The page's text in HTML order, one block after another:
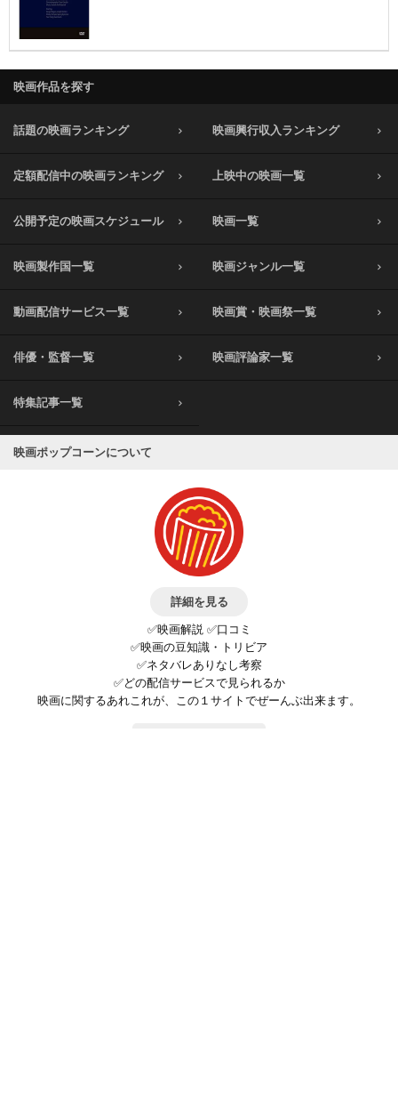
映画作品を探す
話題の映画ランキング 映画興行収入ランキング
定額配信中の映画ランキング 上映中の映画一覧
公開予定の映画スケジュール 映画一覧
映画製作国一覧 映画ジャンル一覧
動画配信サービス一覧 映画賞・映画祭一覧
俳優・監督一覧 映画評論家一覧
特集記事一覧
映画ポップコーンについて
詳細を見る
✅映画解説 ✅口コミ
✅映画の豆知識・トリビア
✅ネタバレありなし考察
✅どの配信サービスで見られるか
映画に関するあれこれが、この１サイトでぜーんぶ出来ます。